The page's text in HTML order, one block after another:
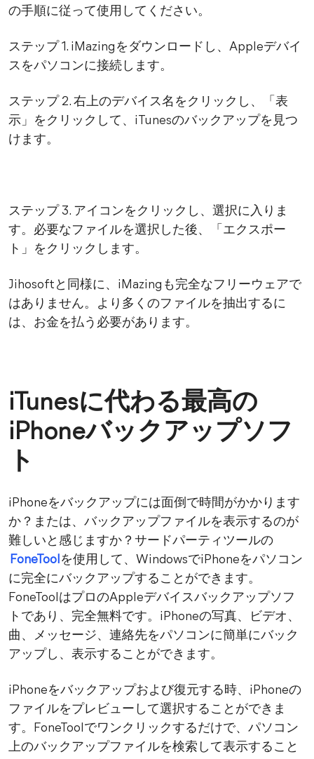
の手順に従って使用してください。
ステップ 1. iMazingをダウンロードし、Appleデバイ
スをパソコンに接続します。
ステップ 2. 右上のデバイス名をクリックし、「表
示」をクリックして、iTunesのバックアップを見つ
けます。
ステップ 3. アイコンをクリックし、選択に入りま
す。必要なファイルを選択した後、「エクスポー
ト」をクリックします。
Jihosoftと同様に、iMazingも完全なフリーウェアで
はありません。より多くのファイルを抽出するに
は、お金を払う必要があります。
iTunesに代わる最高の
iPhoneバックアップソフ
ト
iPhoneをバックアップには面倒で時間がかかります
か？または、バックアップファイルを表示するのが
難しいと感じますか？サードパーティツールの
FoneToolを使用して、WindowsでiPhoneをパソコン
に完全にバックアップすることができます。
FoneToolはプロのAppleデバイスバックアップソフ
トであり、完全無料です。iPhoneの写真、ビデオ、
曲、メッセージ、連絡先をパソコンに簡単にバック
アップし、表示することができます。
iPhoneをバックアップおよび復元する時、iPhoneの
ファイルをプレビューして選択することができま
す。FoneToolでワンクリックするだけで、パソコン
上のバックアップファイルを検索して表示すること